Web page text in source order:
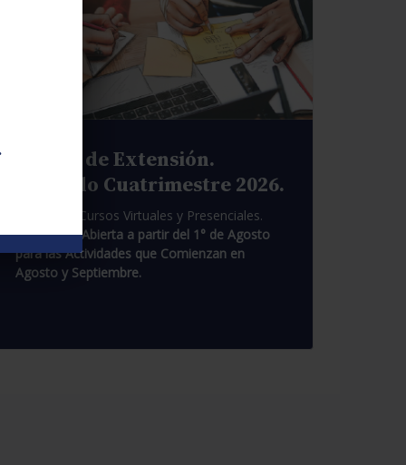
Cursos de Extensión.
Segundo Cuatrimestre 2026.
Pasantías. Cursos Virtuales y Presenciales.
Inscripción Abierta a partir del 1° de Agosto
para las Actividades que Comienzan en
Agosto y Septiembre.